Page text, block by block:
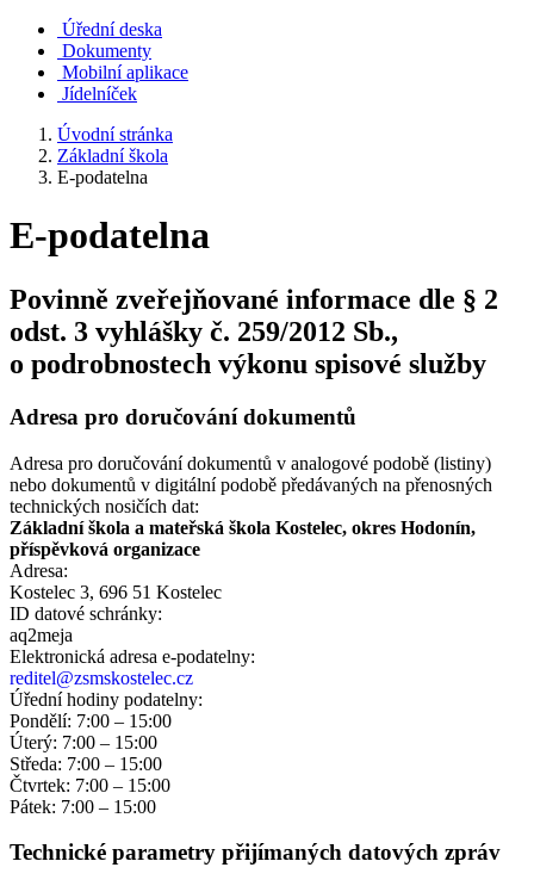
Úřední deska
Dokumenty
Mobilní aplikace
Jídelníček
Úvodní stránka
Základní škola
E-podatelna
E-podatelna
Povinně zveřejňované informace dle § 2
odst. 3 vyhlášky č. 259/2012 Sb.,
o podrobnostech výkonu spisové služby
Adresa pro doručování dokumentů
Adresa pro doručování dokumentů v analogové podobě (listiny)
nebo dokumentů v digitální podobě předávaných na přenosných
technických nosičích dat:
Základní škola a mateřská škola Kostelec, okres Hodonín,
příspěvková organizace
Adresa:
Kostelec 3, 696 51 Kostelec
ID datové schránky:
aq2meja
Elektronická adresa e‑podatelny:
reditel@zsmskostelec.cz
Úřední hodiny podatelny:
Pondělí: 7:00 – 15:00
Úterý: 7:00 – 15:00
Středa: 7:00 – 15:00
Čtvrtek: 7:00 – 15:00
Pátek: 7:00 – 15:00
Technické parametry přijímaných datových zpráv